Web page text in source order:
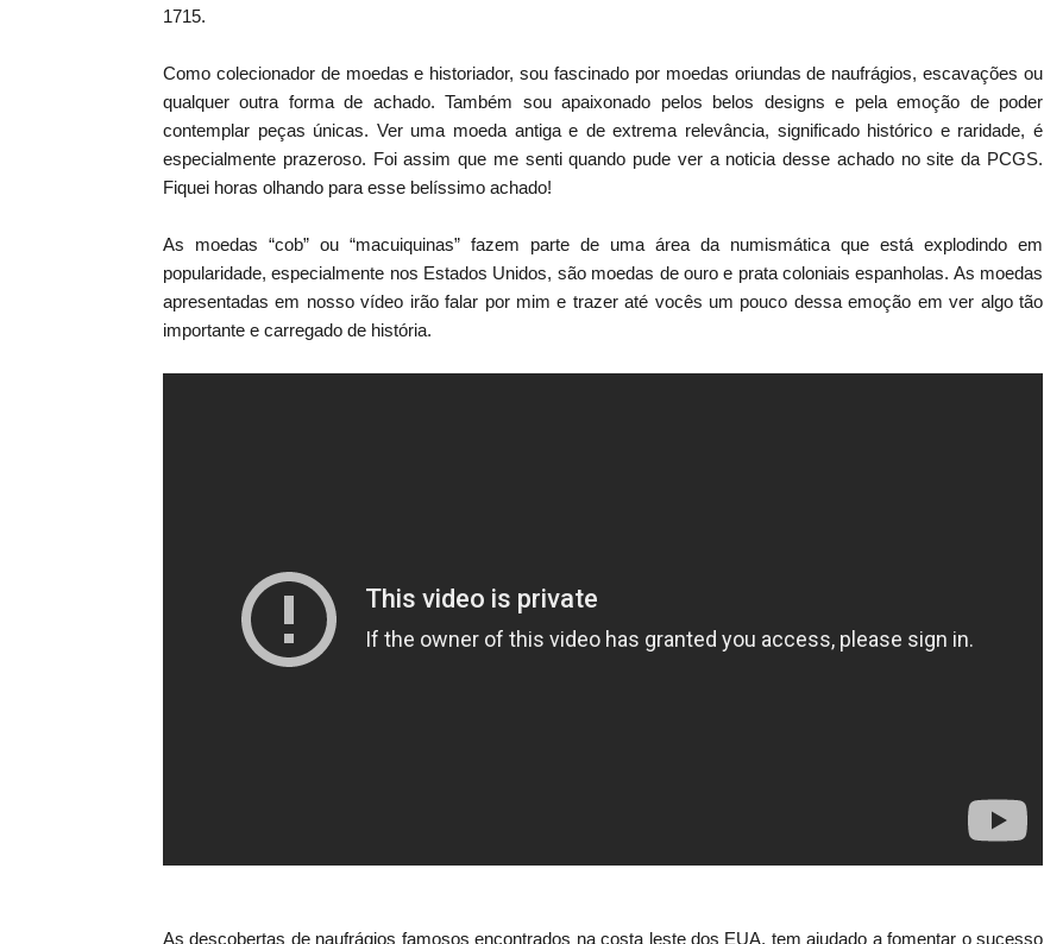
1715.
Como colecionador de moedas e historiador, sou fascinado por moedas oriundas de naufrágios, escavações ou
qualquer outra forma de achado. Também sou apaixonado pelos belos designs e pela emoção de poder
contemplar peças únicas. Ver uma moeda antiga e de extrema relevância, significado histórico e raridade, é
especialmente prazeroso. Foi assim que me senti quando pude ver a noticia desse achado no site da PCGS.
Fiquei horas olhando para esse belíssimo achado!
As moedas “cob” ou “macuiquinas” fazem parte de uma área da numismática que está explodindo em
popularidade, especialmente nos Estados Unidos, são moedas de ouro e prata coloniais espanholas. As moedas
apresentadas em nosso vídeo irão falar por mim e trazer até vocês um pouco dessa emoção em ver algo tão
importante e carregado de história.
As descobertas de naufrágios famosos encontrados na costa leste dos EUA, tem ajudado a fomentar o sucesso